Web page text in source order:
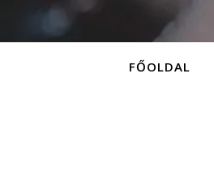
FŐOLDAL